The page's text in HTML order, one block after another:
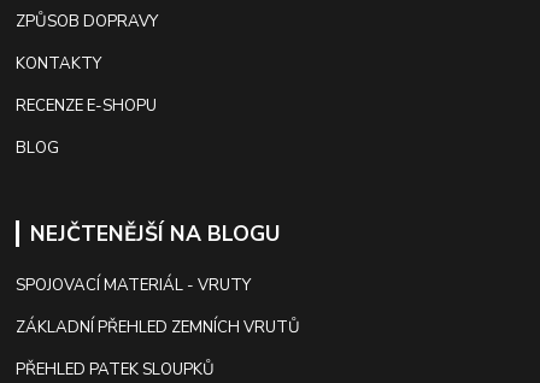
ZPŮSOB DOPRAVY
KONTAKTY
RECENZE E-SHOPU
BLOG
NEJČTENĚJŠÍ NA BLOGU
SPOJOVACÍ MATERIÁL - VRUTY
ZÁKLADNÍ PŘEHLED ZEMNÍCH VRUTŮ
PŘEHLED PATEK SLOUPKŮ